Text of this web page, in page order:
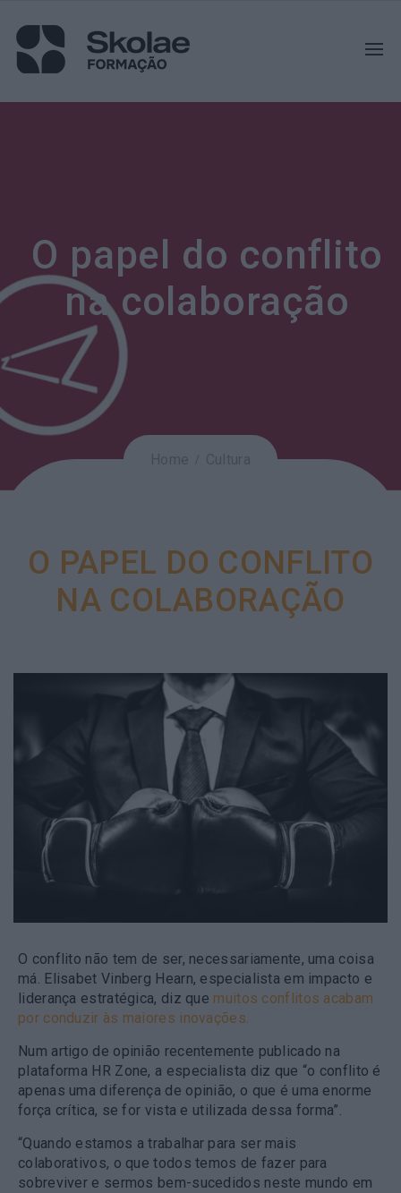
O papel do conflito
na colaboração
O PAPEL DO CONFLITO
NA COLABORAÇÃO
O conflito não tem de ser, necessariamente, uma coisa
má. Elisabet Vinberg Hearn, especialista em impacto e
liderança estratégica, diz que muitos conflitos acabam
por conduzir às maiores inovações.
Num artigo de opinião recentemente publicado na
plataforma HR Zone, a especialista diz que “o conflito é
apenas uma diferença de opinião, o que é uma enorme
força crítica, se for vista e utilizada dessa forma”.
“Quando estamos a trabalhar para ser mais
colaborativos, o que todos temos de fazer para
sobreviver e sermos bem-sucedidos neste mundo em